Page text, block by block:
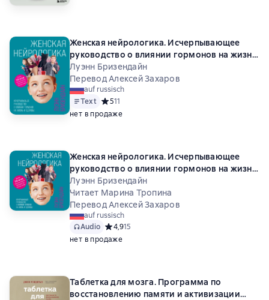
Женская нейрологика. Исчерпывающее
руководство о влиянии гормонов на жизнь
и здоровье
Луэнн Бризендайн
Перевод Алексей Захаров
auf russisch
Text Средний рейтинг 5 на основе 11 оценок
511
нет в продаже
Женская нейрологика. Исчерпывающее
руководство о влиянии гормонов на жизнь
и здоровье
Луэнн Бризендайн
Читает Марина Тропина
Перевод Алексей Захаров
auf russisch
Audio Средний рейтинг 4,9 на основе 15 оценок
4,915
нет в продаже
Таблетка для мозга. Программа по
восстановлению памяти и активизации